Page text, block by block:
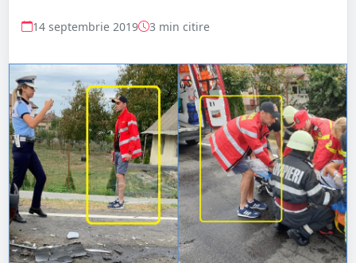
14 septembrie 2019 3 min citire